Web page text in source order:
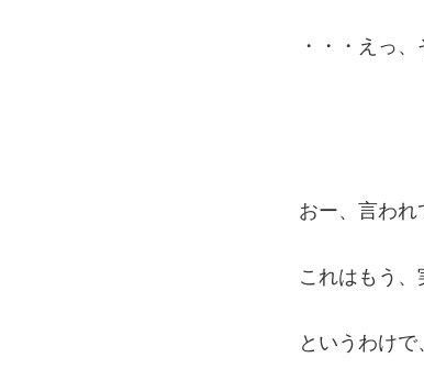
・・・えっ
おー、言われ
これはもう、
というわけで